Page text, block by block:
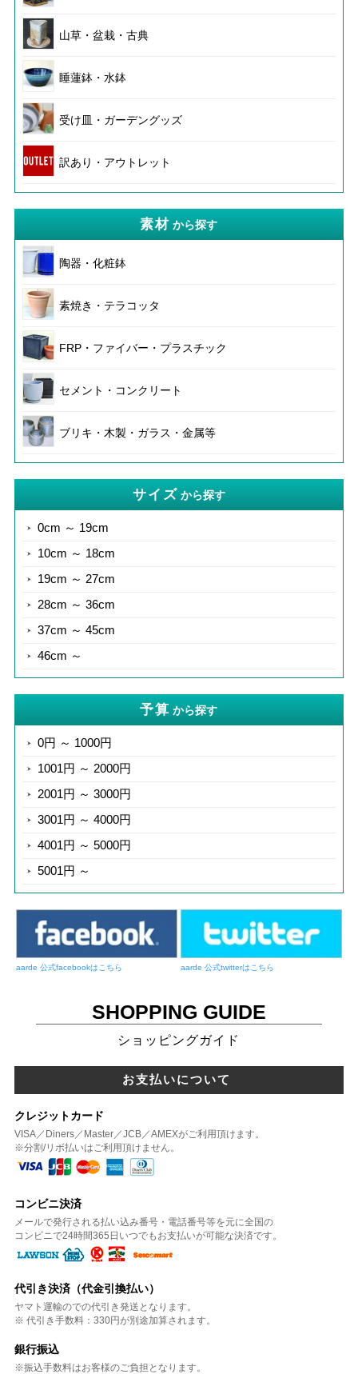
山草・盆栽・古典
睡蓮鉢・水鉢
受け皿・ガーデングッズ
訳あり・アウトレット
素材 から探す
陶器・化粧鉢
素焼き・テラコッタ
FRP・ファイバー・プラスチック
セメント・コンクリート
ブリキ・木製・ガラス・金属等
サイズ から探す
0cm ～ 19cm
10cm ～ 18cm
19cm ～ 27cm
28cm ～ 36cm
37cm ～ 45cm
46cm ～
予算 から探す
0円 ～ 1000円
1001円 ～ 2000円
2001円 ～ 3000円
3001円 ～ 4000円
4001円 ～ 5000円
5001円 ～
aarde 公式facebookはこちら aarde 公式twitterはこちら
SHOPPING GUIDE
ショッピングガイド
お支払いについて
クレジットカード
VISA／Diners／Master／JCB／AMEXがご利用頂けます。
※分割/リボ払いはご利用頂けません。
コンビニ決済
メールで発行される払い込み番号・電話番号等を元に全国の
コンビニで24時間365日いつでもお支払いが可能な決済です。
代引き決済（代金引換払い）
ヤマト運輸のでの代引き発送となります。
※ 代引き手数料：330円が別途加算されます。
銀行振込
※振込手数料はお客様のご負担となります。